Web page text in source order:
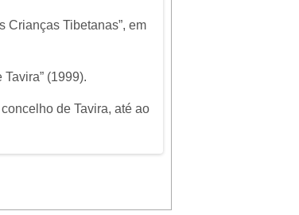
Crianças Tibetanas”, em
(1999).
de Tavira, até ao